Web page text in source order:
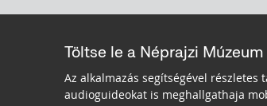
Töltse le a Néprajzi
Az alkalmazás segítségével
audioguideokat is meghallgathaja